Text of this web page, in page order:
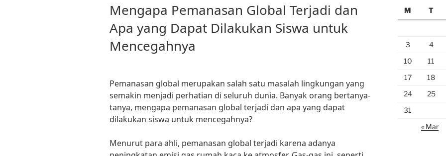
Mengapa Pemanasan Global Terjadi dan
Apa yang Dapat Dilakukan Siswa untuk
Mencegahnya
Pemanasan global merupakan salah satu masalah lingkungan yang
semakin menjadi perhatian di seluruh dunia. Banyak orang bertanya-
tanya, mengapa pemanasan global terjadi dan apa yang dapat
dilakukan siswa untuk mencegahnya?
Menurut para ahli, pemanasan global terjadi karena adanya
M
T
3
4
10
11
17
18
24
25
31
« Mar